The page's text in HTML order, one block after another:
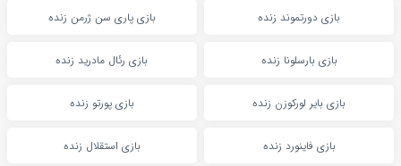
بازی دورتموند زنده بازی پاری سن ژرمن زنده
بازی بارسلونا زنده بازی رئال مادرید زنده
بازی بایر لورکوزن زنده بازی پورتو زنده
بازی فاینورد زنده بازی استقلال زنده